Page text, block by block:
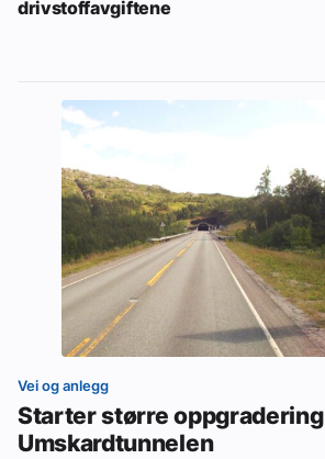
drivstoffavgiftene
Vei og anlegg
Starter større
Umskardtunnelen